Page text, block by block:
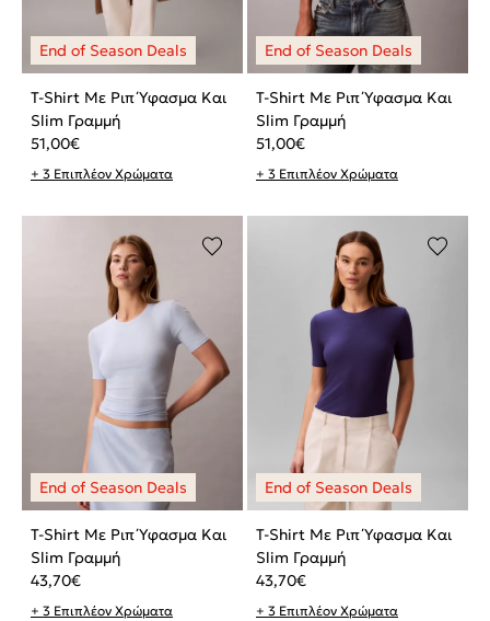
T-Shirt Με Ριπ Ύφασμα Και
Slim Γραμμή
51,00€
+ 3 Επιπλέον Χρώματα
T-Shirt Με Ριπ Ύφασμα Και
Slim Γραμμή
51,00€
+ 3 Επιπλέον Χρώματα
T-Shirt Με Ριπ Ύφασμα Και
Slim Γραμμή
43,70€
+ 3 Επιπλέον Χρώματα
T-Shirt Με Ριπ Ύφασμα Και
Slim Γραμμή
43,70€
+ 3 Επιπλέον Χρώματα